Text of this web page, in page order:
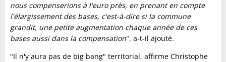
nous compenserions à l'euro près, en prenant en compte
l'élargissement des bases, c'est-à-dire si la commune
grandit, une petite augmentation chaque année de ces
bases aussi dans la compensation", a-t-il ajouté.
"Il n'y aura pas de big bang" territorial, affirme Christophe